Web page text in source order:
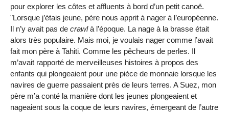
pour explorer les côtes et affluents à bord d’un petit canoë.
"Lorsque j’étais jeune, père nous apprit à nager à l’européenne.
Il n’y avait pas de crawlà l’époque. La nage à la brasse était
alors très populaire. Mais moi, je voulais nager comme l’avait
fait mon père à Tahiti. Comme les pêcheurs de perles. Il
m’avait rapporté de merveilleuses histoires à propos des
enfants qui plongeaient pour une pièce de monnaie lorsque les
navires de guerre passaient près de leurs terres. A Suez, mon
père m’a conté la manière dont les jeunes plongeaient et
nageaient sous la coque de leurs navires, émergeant de l’autre